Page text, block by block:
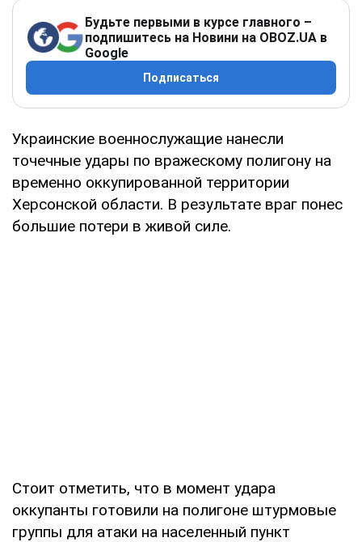
Будьте первыми в курсе главного –
подпишитесь на Новини на OBOZ.UA в
Google
Подписаться
Украинские военнослужащие нанесли
точечные удары по вражескому полигону на
временно оккупированной территории
Херсонской области. В результате враг понес
большие потери в живой силе.
Стоит отметить, что в момент удара
оккупанты готовили на полигоне штурмовые
группы для атаки на населенный пункт